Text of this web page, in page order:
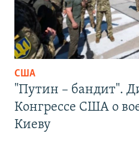
США
"Путин – бандит".
Конгрессе США о
Киеву